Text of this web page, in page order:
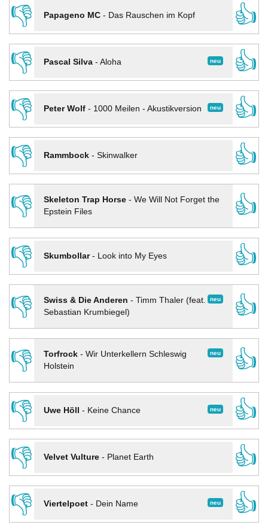
👎
Papageno MC- Das Rauschen im Kopf
👍
👎
neu
Pascal Silva- Aloha
👍
👎
neu
Peter Wolf- 1000 Meilen - Akustikversion
👍
👎
Rammbock- Skinwalker
👍
👎
Skeleton Trap Horse- We Will Not Forget the
Epstein Files
👍
👎
Skumbollar- Look into My Eyes
👍
👎
neu
Swiss & Die Anderen - Timm Thaler (feat.
Sebastian Krumbiegel)
👍
👎 neu
Torfrock- Wir Unterkellern Schleswig
Holstein
👍
👎
neu
Uwe Höll - Keine Chance
👍
👎
Velvet Vulture- Planet Earth
👍
👎
neu
Viertelpoet- Dein Name
👍